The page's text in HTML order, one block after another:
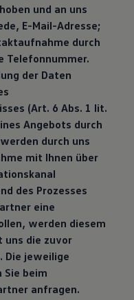
und an uns
E-Mail-Adresse;
durch
Telefonnummer.
der Daten
(Art. 6 Abs. 1 lit.
Angebots durch
durch uns
mit Ihnen über
des Prozesses
eine
werden diesem
uns die zuvor
Die jeweilige
Sie beim
anfragen.